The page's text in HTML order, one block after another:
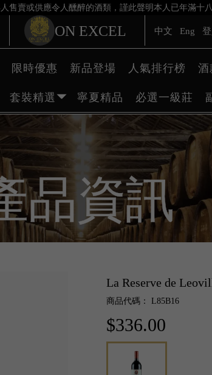
售賣或供應令人醺醉的酒類，謹此聲明本人已年滿十
ON EXCEL 中文 Eng 登
限時優惠 新品登場 人氣排行榜 酒
套裝精選 寧夏精品 必選一級莊
品資訊
La Reserve de
商品代碼： L85B16
$336.00